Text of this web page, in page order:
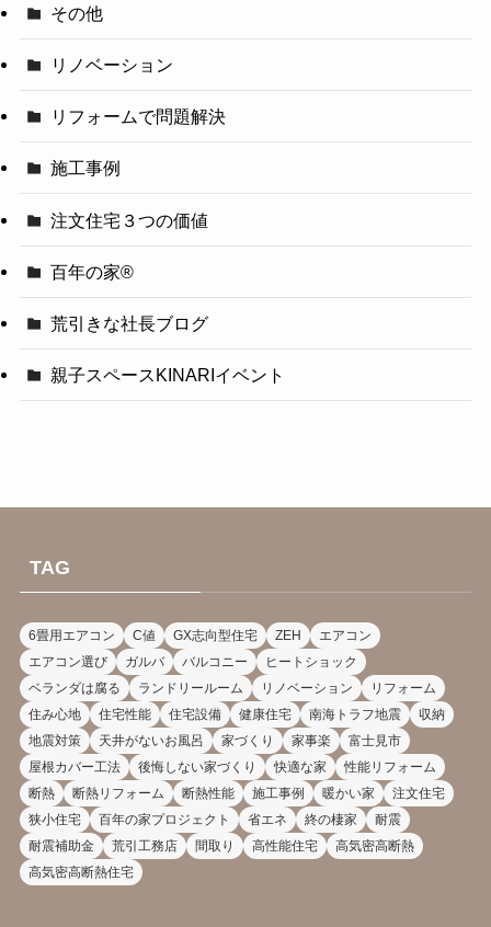
その他
リノベーション
リフォームで問題解決
施工事例
注文住宅３つの価値
百年の家®️
荒引きな社長ブログ
親子スペースKINARIイベント
TAG
6畳用エアコン C値 GX志向型住宅 ZEH
エアコン
エアコン選び
ガルバ バルコニー
ヒートショック
ベランダは腐る
ランドリールーム リノベーション
リフォーム
住み心地
住宅性能 住宅設備 健康住宅 南海トラフ地震
収納
地震対策
天井がないお風呂 家づくり 家事楽
富士見市
屋根カバー工法
後悔しない家づくり 快適な家
性能リフォーム
断熱
断熱リフォーム 断熱性能 施工事例 暖かい家
注文住宅
狭小住宅
百年の家プロジェクト 省エネ 終の棲家
耐震
耐震補助金
荒引工務店 間取り 高性能住宅
高気密高断熱
高気密高断熱住宅